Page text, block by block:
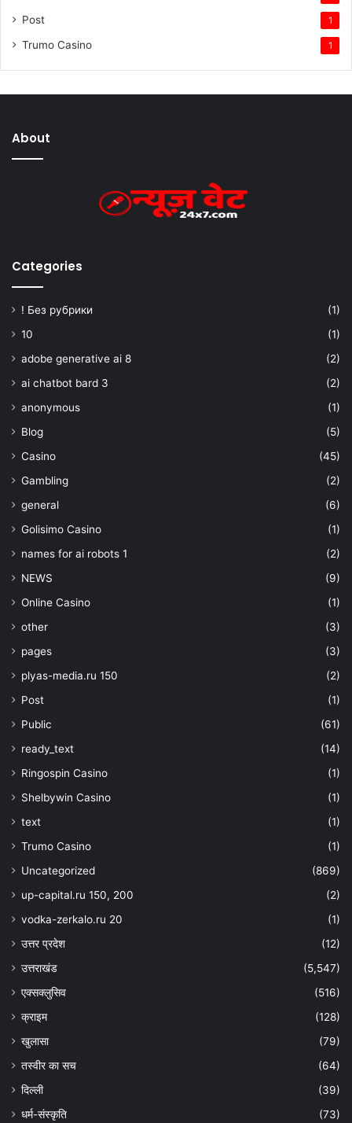
Post 1
Trumo Casino 1
About
Categories
! Без рубрики
(1)
10
(1)
adobe generative ai 8
(2)
ai chatbot bard 3
(2)
anonymous
(1)
Blog
(5)
Casino
(45)
Gambling
(2)
general
(6)
Golisimo Casino
(1)
names for ai robots 1
(2)
NEWS
(9)
Online Casino
(1)
other
(3)
pages
(3)
plyas-media.ru 150
(2)
Post
(1)
Public
(61)
ready_text
(14)
Ringospin Casino
(1)
Shelbywin Casino
(1)
text
(1)
Trumo Casino
(1)
Uncategorized
(869)
up-capital.ru 150, 200
(2)
vodka-zerkalo.ru 20
(1)
उत्तर प्रदेश
(12)
उत्तराखंड
(5,547)
एक्सक्लुसिव
(516)
क्राइम
(128)
खुलासा
(79)
तस्वीर का सच
(64)
दिल्ली
(39)
धर्म-संस्कृति
(73)